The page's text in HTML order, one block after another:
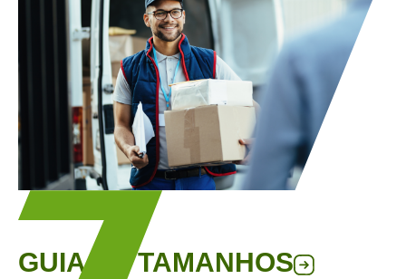
GUIA DE TAMANHOS